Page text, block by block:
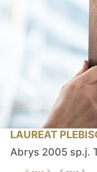
LAUREAT
Abrys 2005 sp.j.